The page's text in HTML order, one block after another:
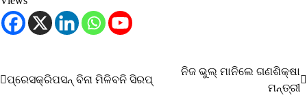
Post
ପ୍ରେସକ୍ରିପସନ୍ ବିନା ମିଳିବନି ସିରପ୍
ନିଜ ଭୁଲ୍ ମାନିଲେ ଗଣଶିକ୍ଷା
ମନ୍ତ୍ରୀ